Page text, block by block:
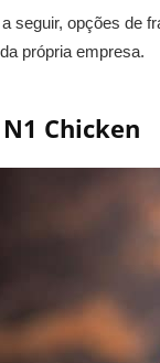
seguir, opções de
própria empresa.
N1 Chicken